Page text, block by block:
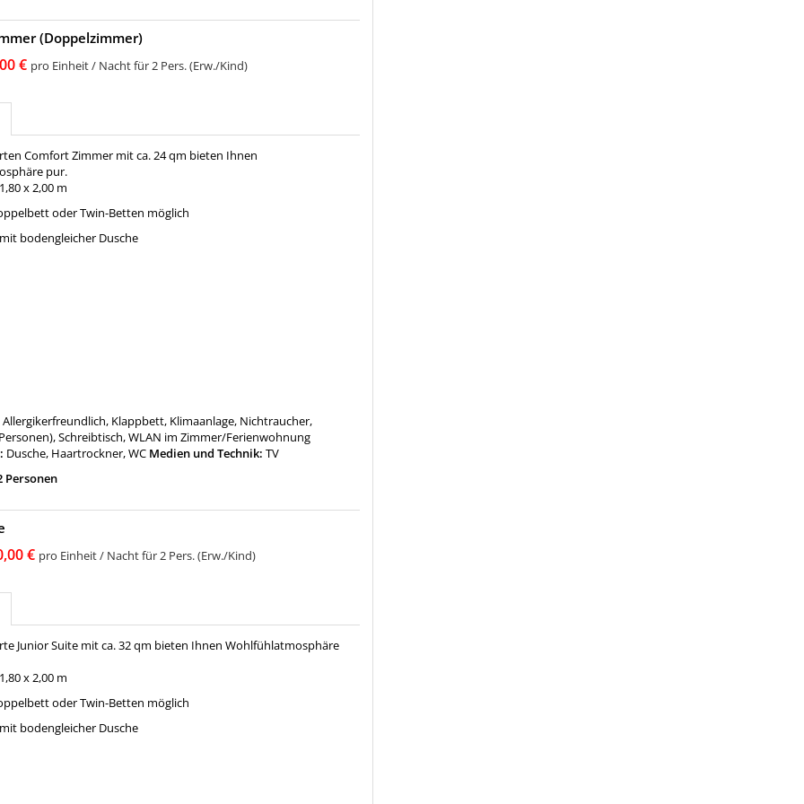
(Doppelzimmer)
€ pro Einheit / Nacht für 2 Pers. (Erw./Kind)
Comfort Zimmer mit ca. 24 qm bieten Ihnen
pur.
x 2,00 m
oder Twin-Betten möglich
bodengleicher Dusche
Allergikerfreundlich, Klappbett, Klimaanlage, Nichtraucher,
Schreibtisch, WLAN im Zimmer/Ferienwohnung
Dusche, Haartrockner, WC Medien und Technik:TV
Personen
€ pro Einheit / Nacht für 2 Pers. (Erw./Kind)
Junior Suite mit ca. 32 qm bieten Ihnen Wohlfühlatmosphäre
x 2,00 m
oder Twin-Betten möglich
bodengleicher Dusche